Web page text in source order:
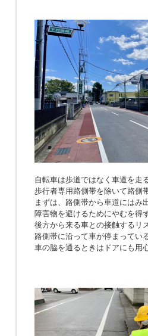
自転車は歩道ではなく車道を走
歩行者専用路側帯を除いて路側
まずは、路側帯から車道にはみ
障害物を避けるためにやむを得
後方から来る車との接触するリ
路側帯に沿って車が停まってい
車の脇を通るときはドアにも用